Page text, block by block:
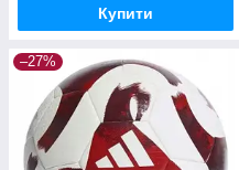
Купити
–27%